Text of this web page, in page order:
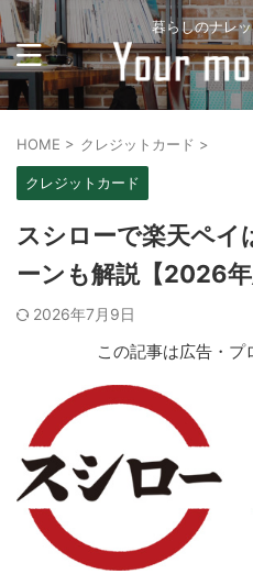
暮らしのナレ
HOME > クレジットカード >
クレジットカード
スシローで楽天ペイ
ーンも解説【2026年
2026年7月9日
この記事は広告・プ